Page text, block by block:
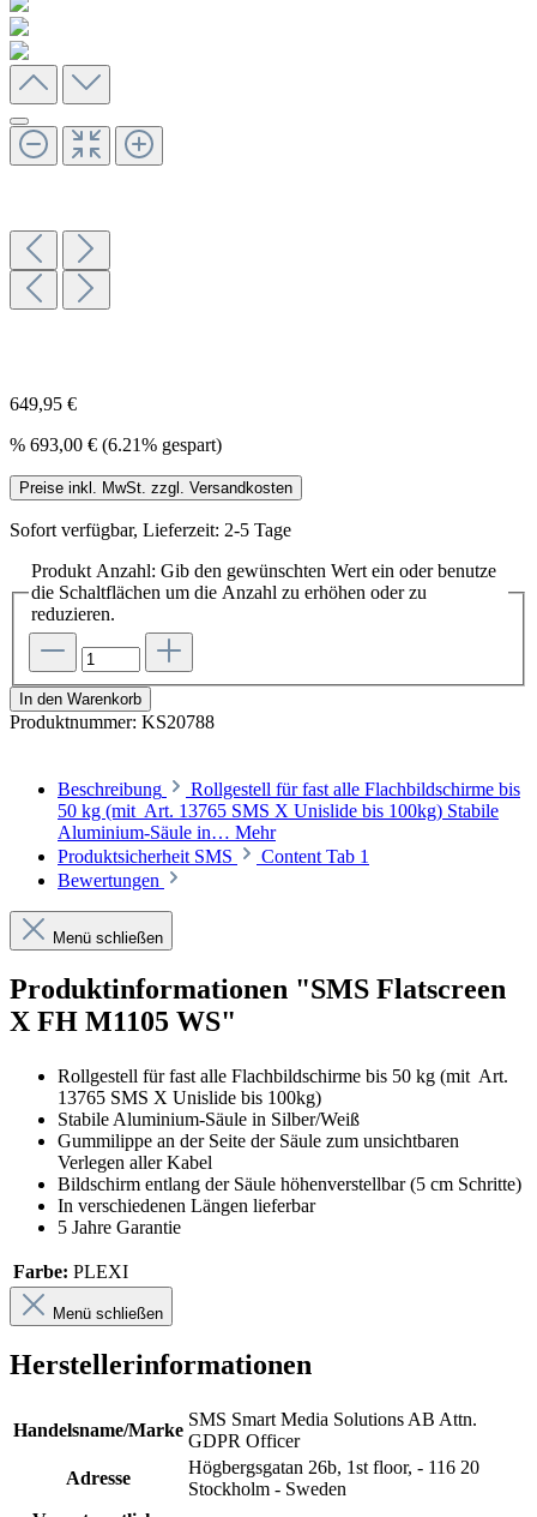
649,95 €
% 693,00 € (6.21% gespart)
Preise inkl. MwSt. zzgl. Versandkosten
Sofort verfügbar, Lieferzeit: 2-5 Tage
Produkt Anzahl: Gib den gewünschten Wert ein oder benutze
die Schaltflächen um die Anzahl zu erhöhen oder zu
reduzieren.
In den Warenkorb
Produktnummer: KS20788
Beschreibung
Rollgestell für fast alle Flachbildschirme bis
50 kg (mit Art. 13765 SMS X Unislide bis 100kg) Stabile
Aluminium-Säule in… Mehr
Produktsicherheit SMS
Content Tab 1
Bewertungen
Menü schließen
Produktinformationen "SMS Flatscreen
X FH M1105 WS"
Rollgestell für fast alle Flachbildschirme bis 50 kg (mit Art.
13765 SMS X Unislide bis 100kg)
Stabile Aluminium-Säule in Silber/Weiß
Gummilippe an der Seite der Säule zum unsichtbaren
Verlegen aller Kabel
Bildschirm entlang der Säule höhenverstellbar (5 cm Schritte)
In verschiedenen Längen lieferbar
5 Jahre Garantie
Farbe: PLEXI
Menü schließen
Herstellerinformationen
Handelsname/Marke
SMS Smart Media Solutions AB Attn.
GDPR Officer
Adresse
Högbergsgatan 26b, 1st floor, - 116 20
Stockholm - Sweden